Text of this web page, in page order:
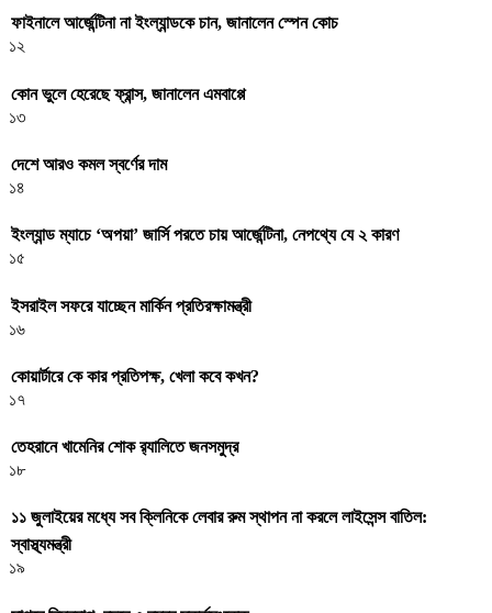
ফাইনালে আর্জেন্টিনা না ইংল্যান্ডকে চান, জানালেন স্পেন কোচ
১২
কোন ভুলে হেরেছে ফ্রান্স, জানালেন এমবাপ্পে
১৩
দেশে আরও কমল স্বর্ণের দাম
১৪
ইংল্যান্ড ম্যাচে ‘অপয়া’ জার্সি পরতে চায় আর্জেন্টিনা, নেপথ্যে যে ২ কারণ
১৫
ইসরাইল সফরে যাচ্ছেন মার্কিন প্রতিরক্ষামন্ত্রী
১৬
কোয়ার্টারে কে কার প্রতিপক্ষ, খেলা কবে কখন?
১৭
তেহরানে খামেনির শোক র‌্যালিতে জনসমুদ্র
১৮
১১ জুলাইয়ের মধ্যে সব ক্লিনিকে লেবার রুম স্থাপন না করলে লাইসেন্স বাতিল:
স্বাস্থ্যমন্ত্রী
১৯